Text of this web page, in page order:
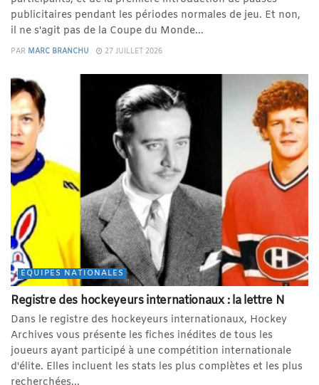
publicitaires pendant les périodes normales de jeu. Et non,
il ne s'agit pas de la Coupe du Monde...
PAR MARC BRANCHU 27 JUILLET 2026
ÉQUIPES NATIONALES
Registre des hockeyeurs internationaux : la lettre N
Dans le registre des hockeyeurs internationaux, Hockey
Archives vous présente les fiches inédites de tous les
joueurs ayant participé à une compétition internationale
d'élite. Elles incluent les stats les plus complètes et les plus